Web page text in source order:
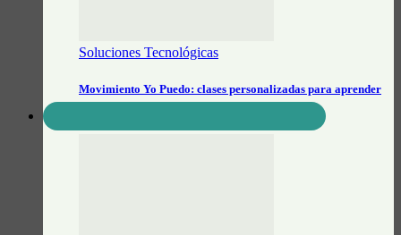
Soluciones Tecnológicas
Movimiento Yo Puedo: clases personalizadas para aprender